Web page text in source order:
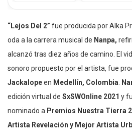
“Lejos Del 2” fue producida por Alka
oda a la carrera musical de Nanpa,
alcanzó tras diez años de camino. El
sonoro propuesto por el artista, fue
Jackalopeen Medellín, Colombia
edición virtual de SxSWOnline 2021 y
nominado a Premios Nuestra Tierra
Artista Revelación y Mejor Artista